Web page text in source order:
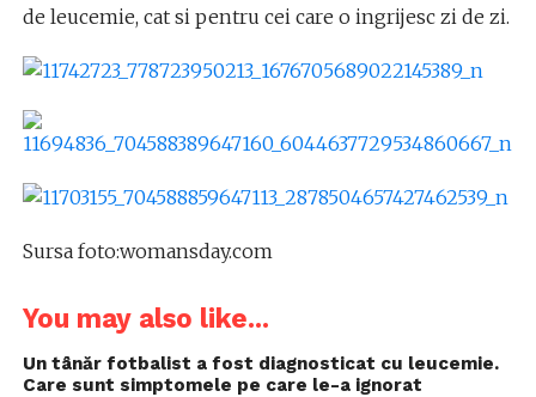
de leucemie, cat si pentru cei care o ingrijesc zi de zi.
Sursa foto:womansday.com
You may also like...
Un tânăr fotbalist a fost diagnosticat cu leucemie.
Care sunt simptomele pe care le-a ignorat